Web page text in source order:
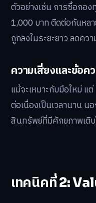
ตัวอย่างเช่น การซื้อกอ
1,000 บาท ติดต่อกันหล
ถูกลงในระยะยาว ลดค
ความเสี่ยงและข้อค
แม้จะเหมาะกับมือใหม่ แ
ต่อเนื่องเป็นเวลานาน
สินทรัพย์ที่มีศักยภาพเติบ
เทคนิคที่ 2: